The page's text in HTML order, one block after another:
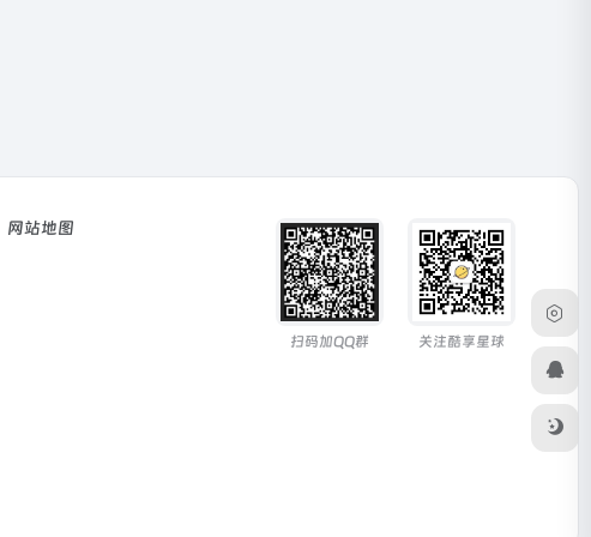
网站地图
扫码加QQ群 关注酷享星球